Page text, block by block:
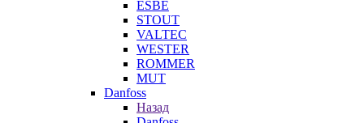
ESBE
STOUT
VALTEC
WESTER
ROMMER
MUT
Danfoss
Назад